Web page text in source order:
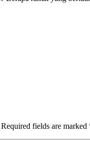
Required fields are marked